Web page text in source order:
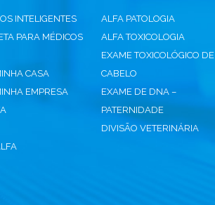
INTELIGENTES
PARA MÉDICOS
CASA
EMPRESA
ALFA PATOLOGIA
ALFA TOXICOLOGIA
EXAME TOXICOLÓGICO DE
CABELO
EXAME DE DNA –
PATERNIDADE
DIVISÃO VETERINÁRIA